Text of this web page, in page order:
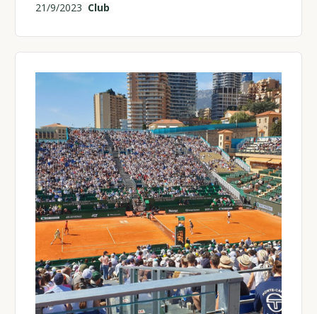
21/9/2023 Club